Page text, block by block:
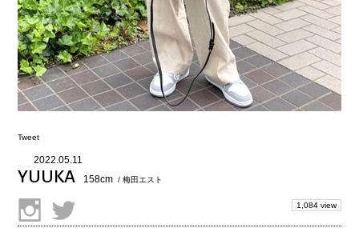
Tweet
2022.05.11
YUUKA 158cm / 梅田エスト
1,084 view